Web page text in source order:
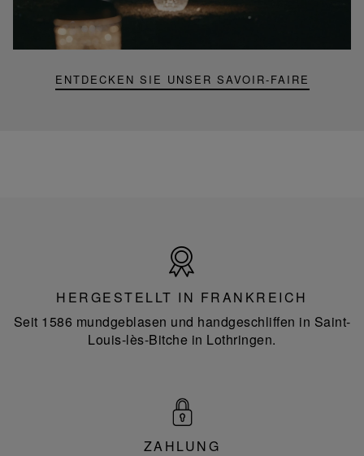
ENTDECKEN SIE UNSER SAVOIR-FAIRE
Mini-
Portable-
Frankreich
HERGESTELLT IN FRANKREICH
Seit 1586 mundgeblasen und handgeschliffen in Saint-
Louis-lès-Bitche in Lothringen.
ZAHLUNG